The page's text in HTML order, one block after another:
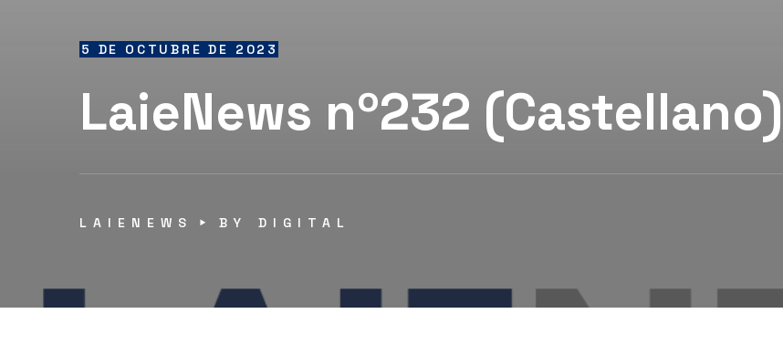
5 DE OCTUBRE DE 2023
LaieNews nº232
LAIENEWS BY DIGITAL